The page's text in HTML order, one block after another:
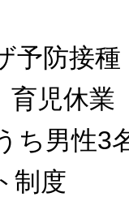
予防接種
育児
ち男性3
制度